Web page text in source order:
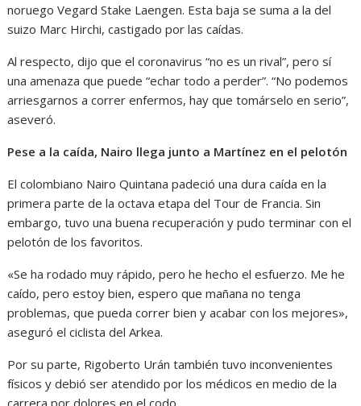
noruego Vegard Stake Laengen. Esta baja se suma a la del
suizo Marc Hirchi, castigado por las caídas.
Al respecto, dijo que el coronavirus “no es un rival”, pero sí
una amenaza que puede “echar todo a perder”. “No podemos
arriesgarnos a correr enfermos, hay que tomárselo en serio”,
aseveró.
Pese a la caída, Nairo llega junto a Martínez en el pelotón
El colombiano Nairo Quintana padeció una dura caída en la
primera parte de la octava etapa del Tour de Francia. Sin
embargo, tuvo una buena recuperación y pudo terminar con el
pelotón de los favoritos.
«Se ha rodado muy rápido, pero he hecho el esfuerzo. Me he
caído, pero estoy bien, espero que mañana no tenga
problemas, que pueda correr bien y acabar con los mejores»,
aseguró el ciclista del Arkea.
Por su parte, Rigoberto Urán también tuvo inconvenientes
físicos y debió ser atendido por los médicos en medio de la
carrera por dolores en el codo.